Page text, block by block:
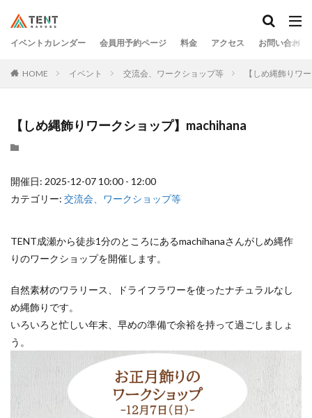
イベントカレンダー 会員用予約ページ 料金 アクセス お問い合わせ
HOME イベント 交流会、ワークショップ等 【しめ縄飾りワ
【しめ縄飾りワークショップ】machihana
開催日: 2025-12-07 10:00 - 12:00
カテゴリー: 交流会、ワークショップ等
TENT成瀬から徒歩1分のところにあるmachihanaさんがしめ縄作
りのワークショップを開催します。
自然素材のワラリース、ドライフラワーを使ったナチュラルなし
め縄飾りです。
いろいろと忙しい年末、早めの準備で余裕を持って過ごしましょ
う。